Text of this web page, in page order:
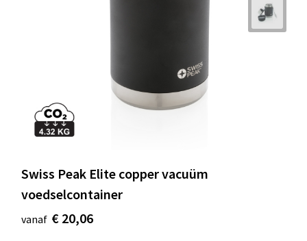
Swiss Peak Elite copper vacuüm
voedselcontainer
vanaf € 20,06